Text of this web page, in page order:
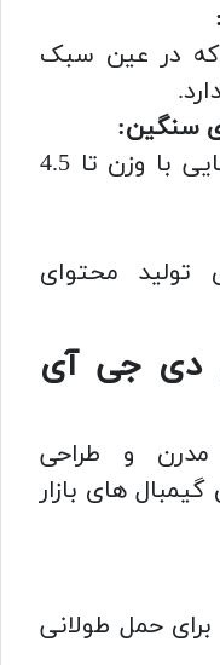
که در عین سبک
سنگین:
توانایی حمل دوربین هایی با وزن تا 4.5
تولید محتوای
دی جی آی
مدرن و طراحی
های بازار
حمل طولانی